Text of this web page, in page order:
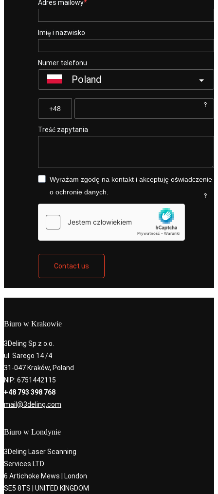
Adres mailowy
Imię i nazwisko
Numer telefonu
Poland
?
Treść zapytania
Wyrażam zgodę na kontakt i akceptuję oświadczenie
o ochronie danych.
?
Contact us
Biuro w Krakowie
3Deling Sp z o.o.
ul. Sarego 14 /4
31-047 Kraków, Poland
NIP: 6751442115
+48 793 398 768
mail@3deling.com
Biuro w Londynie
3Deling Laser Scanning
Services LTD
6 Artichoke Mews | London
SE5 8TS | UNITED KINGDOM